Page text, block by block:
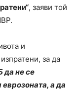
, заяви той
и
за да
да не се
а да